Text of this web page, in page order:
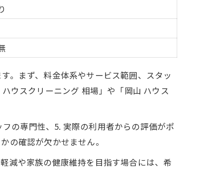
。まず、料金体系やサービス範囲、スタッ
ウスクリーニング 相場」や「岡山 ハウス
の専門性、5. 実際の利用者からの評価がポ
の確認が欠かせません。
減や家族の健康維持を目指す場合には、希